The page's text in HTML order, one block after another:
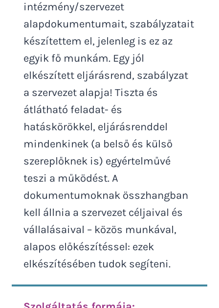
intézmény/szervezet
alapdokumentumait, szabályzatait
készítettem el, jelenleg is ez az
egyik fő munkám. Egy jól
elkészített eljárásrend, szabályzat
a szervezet alapja! Tiszta és
átlátható feladat- és
hatáskörökkel, eljárásrenddel
mindenkinek (a belső és külső
szereplőknek is) egyértelművé
teszi a működést. A
dokumentumoknak összhangban
kell állnia a szervezet céljaival és
vállalásaival – közös munkával,
alapos előkészítéssel: ezek
elkészítésében tudok segíteni.